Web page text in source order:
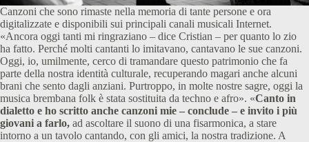
Canzoni che sono rimaste nella memoria di tante persone e ora
digitalizzate e disponibili sui principali canali musicali Internet.
«Ancora oggi tanti mi ringraziano – dice Cristian – per quanto lo zio
ha fatto. Perché molti cantanti lo imitavano, cantavano le sue canzoni.
Oggi, io, umilmente, cerco di tramandare questo patrimonio che fa
parte della nostra identità culturale, recuperando magari anche alcuni
brani che sento dagli anziani. Purtroppo, in molte nostre sagre, oggi la
musica brembana folk è stata sostituita da techno e afro». «Canto in
dialetto e ho scritto anche canzoni mie – conclude – e invito i più
giovani a farlo, ad ascoltare il suono di una fisarmonica, a stare
intorno a un tavolo cantando, con gli amici, la nostra tradizione. A